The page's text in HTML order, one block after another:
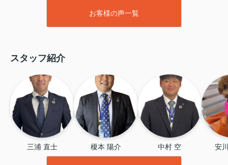
お客様の声一覧
スタッフ紹介
三浦 直士 榎本 陽介 中村 空 安